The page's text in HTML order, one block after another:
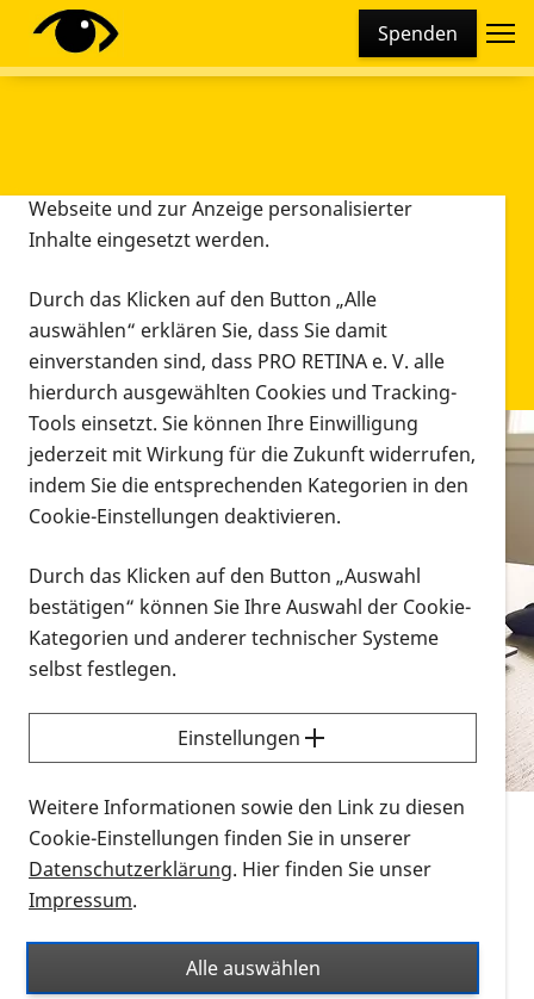
Spenden
Infomaterial
Infomaterial
Vorlesen
Alle Infomaterialien in verschiedenen
Formaten an einem Ort
Sie möchten wissen, wie Sie nach Infonmaterial
suchen und dieses bestellen bzw. herunterladen
können? Schauen Sie sich dieErklärvideos zum
Thema Infomaterial auf der PRO RETINA-Website
für blinde und sehbehinderte Menschen an.
Auf dieser Seite finden Sie sämtliches Infomaterial
Ort. Nutzen Sie den Formatfilter, um ausschließlich
nach Flyern und Broschüren, Audios oder Videos zu
Diese Webseite setzt verschiedene Cookies und
Tracking-Tools ein. Dies beinhaltet Cookies und
Webseite und zur Anzeige personalisierter
Inhalte eingesetzt werden.
Durch das Klicken auf den Button „Alle
auswählen“ erklären Sie, dass Sie damit
einverstanden sind, dass PRO RETINA e. V. alle
hierdurch ausgewählten Cookies und Tracking-
Tools einsetzt. Sie können Ihre Einwilligung
jederzeit mit Wirkung für die Zukunft widerrufen,
indem Sie die entsprechenden Kategorien in den
Cookie-Einstellungen deaktivieren.
Durch das Klicken auf den Button „Auswahl
bestätigen“ können Sie Ihre Auswahl der Cookie-
Kategorien und anderer technischer Systeme
selbst festlegen.
Einstellungen
Weitere Informationen sowie den Link zu diesen
Cookie-Einstellungen finden Sie in unserer
Datenschutzerklärung. Hier finden Sie unser
Impressum.
Alle auswählen